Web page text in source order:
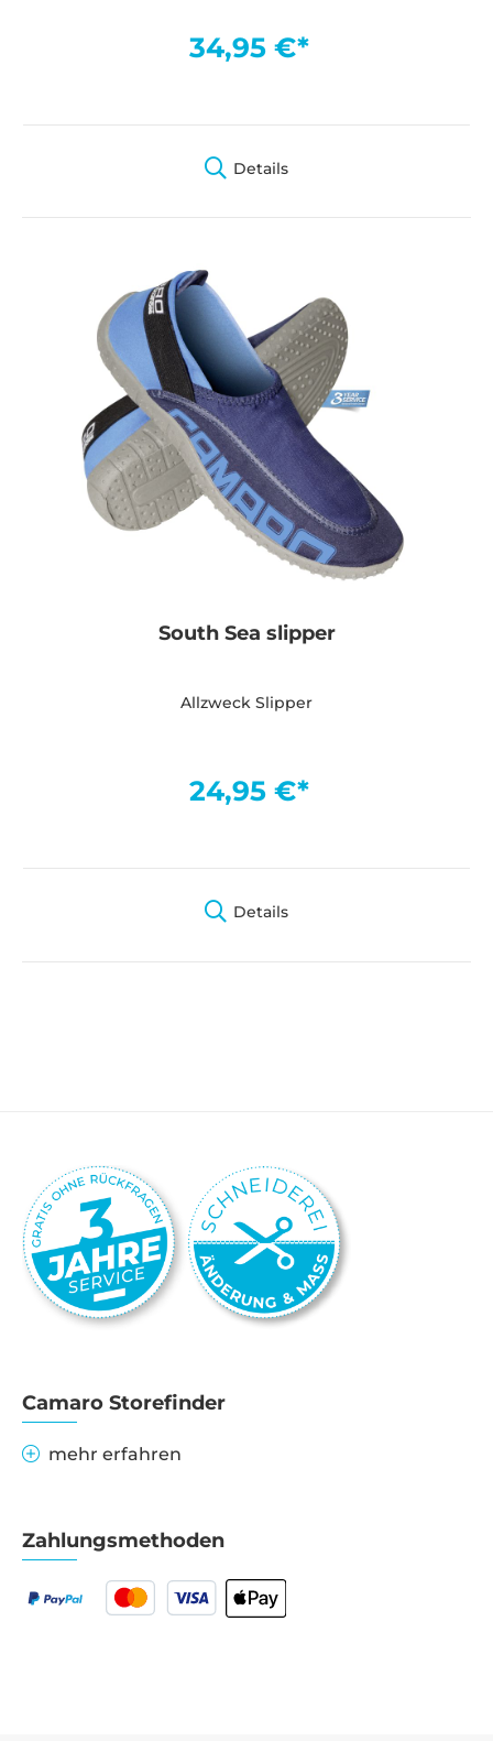
34,95 €*
Details
South Sea slipper
Allzweck Slipper
24,95 €*
Details
Camaro Storefinder
mehr erfahren
Zahlungsmethoden